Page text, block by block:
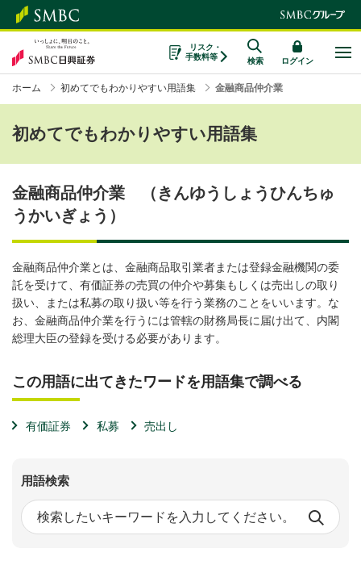
リスク・
手数料等
検索 ログイン
ホーム 初めてでもわかりやすい用語集 金融商品仲介業
初めてでもわかりやすい用語集
金融商品仲介業 （きんゆうしょうひんちゅ
うかいぎょう）
金融商品仲介業とは、金融商品取引業者または登録金融機関の委
託を受けて、有価証券の売買の仲介や募集もしくは売出しの取り
扱い、または私募の取り扱い等を行う業務のことをいいます。な
お、金融商品仲介業を行うには管轄の財務局長に届け出て、内閣
総理大臣の登録を受ける必要があります。
この用語に出てきたワードを用語集で調べる
有価証券 私募 売出し
用語検索